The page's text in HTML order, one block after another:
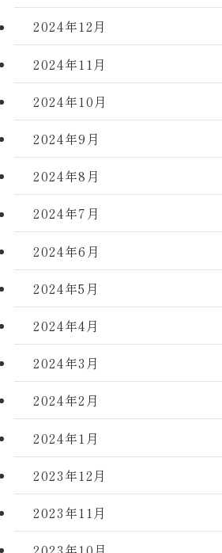
2024年12月
2024年11月
2024年10月
2024年9月
2024年8月
2024年7月
2024年6月
2024年5月
2024年4月
2024年3月
2024年2月
2024年1月
2023年12月
2023年11月